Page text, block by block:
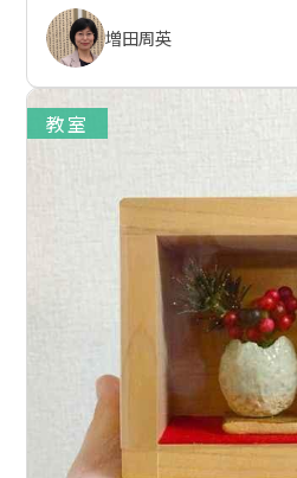
増田周英
教室